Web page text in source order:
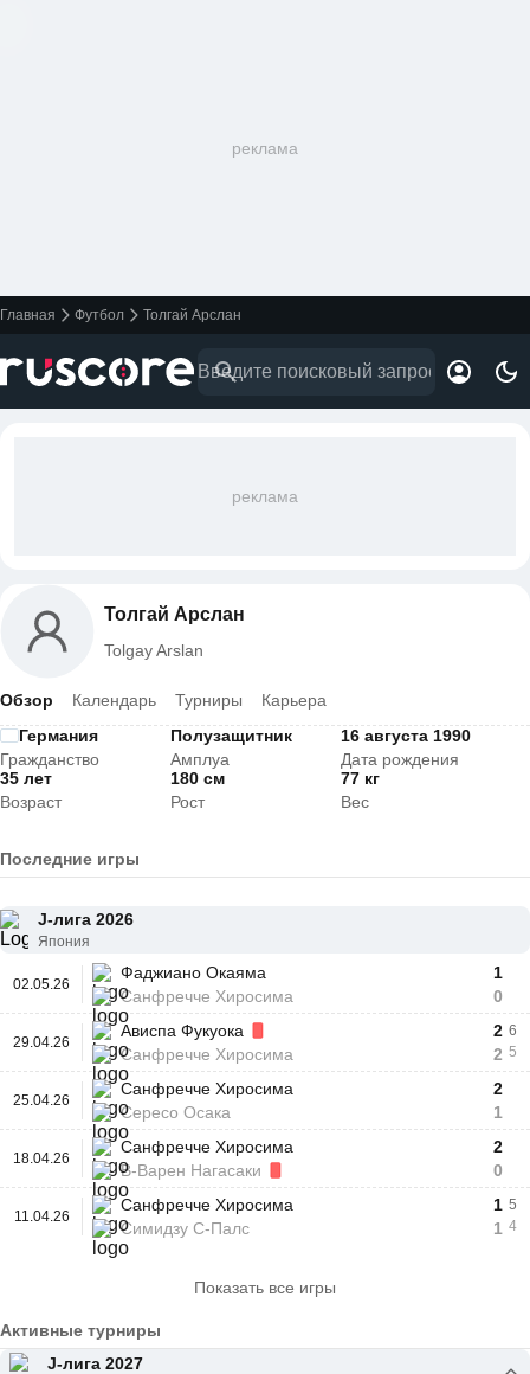
реклама
Главная Футбол Толгай Арслан
реклама
Толгай Арслан
Tolgay Arslan
Обзор Календарь Турниры
Карьера
Германия
Гражданство
Полузащитник
Амплуа
16 августа 1990
Дата рождения
35 лет
Возраст
180 см
Рост
77 кг
Вес
Последние игры
J-лига 2026
Япония
02.05.26
Фаджиано Окаяма
Санфречче Хиросима
1
0
29.04.26
Ависпа Фукуока
Санфречче Хиросима
2
2
6
5
25.04.26
Санфречче Хиросима
Сересо Осака
2
1
18.04.26
Санфречче Хиросима
В-Варен Нагасаки
2
0
11.04.26
Санфречче Хиросима
Симидзу С-Палс
1
1
5
4
Показать все игры
Активные турниры
J-лига 2027